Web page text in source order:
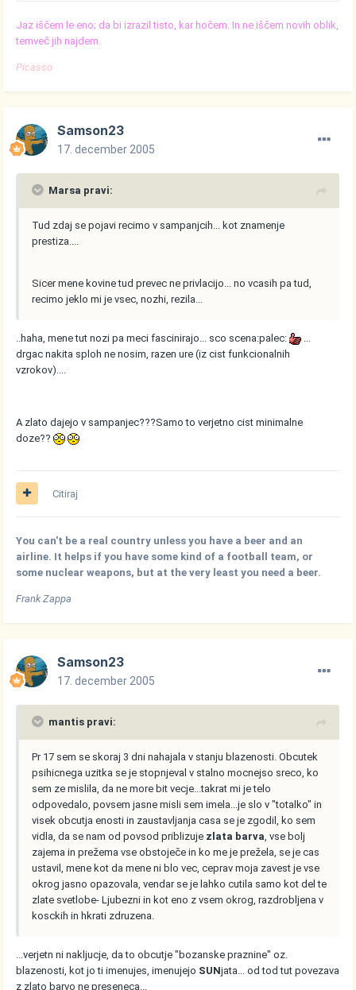
Jaz iščem le eno; da bi izrazil tisto, kar hočem. In ne iščem novih oblik,
temveč jih najdem.
Picasso
Samson23
17. december 2005
Marsa pravi:
Tud zdaj se pojavi recimo v sampanjcih... kot znamenje
prestiza....
Sicer mene kovine tud prevec ne privlacijo... no vcasih pa tud,
recimo jeklo mi je vsec, nozhi, rezila...
..haha, mene tut nozi pa meci fascinirajo... sco scena:palec:
drgac nakita sploh ne nosim, razen ure (iz cist funkcionalnih
vzrokov)....
A zlato dajejo v sampanjec???Samo to verjetno cist minimalne
doze??
Citiraj
You can't be a real country unless you have a beer and an
airline. It helps if you have some kind of a football team, or
some nuclear weapons, but at the very least you need a beer.
Frank Zappa
Samson23
17. december 2005
mantis pravi:
Pr 17 sem se skoraj 3 dni nahajala v stanju blazenosti. Obcutek
psihicnega uzitka se je stopnjeval v stalno mocnejso sreco, ko
sem ze mislila, da ne more bit vecje...takrat mi je telo
odpovedalo, povsem jasne misli sem imela...je slo v "totalko" in
visek obcutja enosti in zaustavljanja casa se je zgodil, ko sem
vidla, da se nam od povsod priblizuje zlata barva , vse bolj
zajema in prežema vse obstoječe in ko me je prežela, se je cas
ustavil, mene kot da mene ni blo vec, ceprav moja zavest je vse
okrog jasno opazovala, vendar se je lahko cutila samo kot del te
zlate svetlobe- Ljubezni in kot eno z vsem okrog, razdrobljena v
kosckih in hkrati zdruzena.
...verjetn ni nakljucje, da to obcutje "bozanske praznine" oz.
blazenosti, kot jo ti imenujes, imenujejo SUNjata... od tod tut povezava
z zlato barvo ne preseneca...